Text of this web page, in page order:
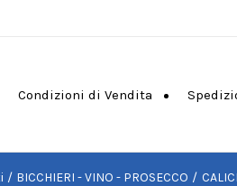
Condizioni di Vendita
BICCHIERI - VINO - PROSECCO